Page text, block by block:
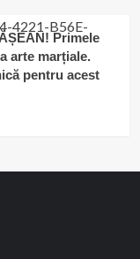
Primele
arte marțiale.
pentru acest